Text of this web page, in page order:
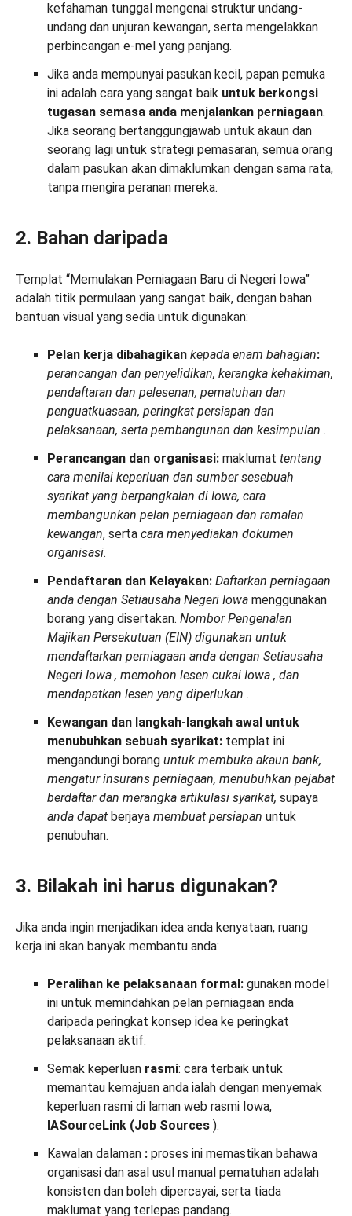
kefahaman tunggal mengenai struktur undang-
undang dan unjuran kewangan, serta mengelakkan
perbincangan e-mel yang panjang.
Jika anda mempunyai pasukan kecil, papan pemuka
ini adalah cara yang sangat baik untuk berkongsi
tugasan semasa anda menjalankan perniagaan.
Jika seorang bertanggungjawab untuk akaun dan
seorang lagi untuk strategi pemasaran, semua orang
dalam pasukan akan dimaklumkan dengan sama rata,
tanpa mengira peranan mereka.
2. Bahan daripada
Templat “Memulakan Perniagaan Baru di Negeri Iowa”
adalah titik permulaan yang sangat baik, dengan bahan
bantuan visual yang sedia untuk digunakan:
Pelan kerja dibahagikan kepada enam bahagian:
perancangan dan penyelidikan, kerangka kehakiman,
pendaftaran dan pelesenan, pematuhan dan
penguatkuasaan, peringkat persiapan dan
pelaksanaan, serta pembangunan dan kesimpulan .
Perancangan dan organisasi: maklumat tentang
cara menilai keperluan dan sumber sesebuah
syarikat yang berpangkalan di Iowa, cara
membangunkan pelan perniagaan dan ramalan
kewangan, serta cara menyediakan dokumen
organisasi.
Pendaftaran dan Kelayakan: Daftarkan perniagaan
anda dengan Setiausaha Negeri Iowa menggunakan
borang yang disertakan. Nombor Pengenalan
Majikan Persekutuan (EIN) digunakan untuk
mendaftarkan perniagaan anda dengan Setiausaha
Negeri Iowa , memohon lesen cukai Iowa , dan
mendapatkan lesen yang diperlukan .
Kewangan dan langkah-langkah awal untuk
menubuhkan sebuah syarikat: templat ini
mengandungi borang untuk membuka akaun bank,
mengatur insurans perniagaan, menubuhkan pejabat
berdaftar dan merangka artikulasi syarikat, supaya
anda dapat berjaya membuat persiapan untuk
penubuhan.
3. Bilakah ini harus digunakan?
Jika anda ingin menjadikan idea anda kenyataan, ruang
kerja ini akan banyak membantu anda:
Peralihan ke pelaksanaan formal: gunakan model
ini untuk memindahkan pelan perniagaan anda
daripada peringkat konsep idea ke peringkat
pelaksanaan aktif.
Semak keperluan rasmi: cara terbaik untuk
memantau kemajuan anda ialah dengan menyemak
keperluan rasmi di laman web rasmi Iowa,
IASourceLink (Job Sources ).
Kawalan dalaman : proses ini memastikan bahawa
organisasi dan asal usul manual pematuhan adalah
konsisten dan boleh dipercayai, serta tiada
maklumat yang terlepas pandang.